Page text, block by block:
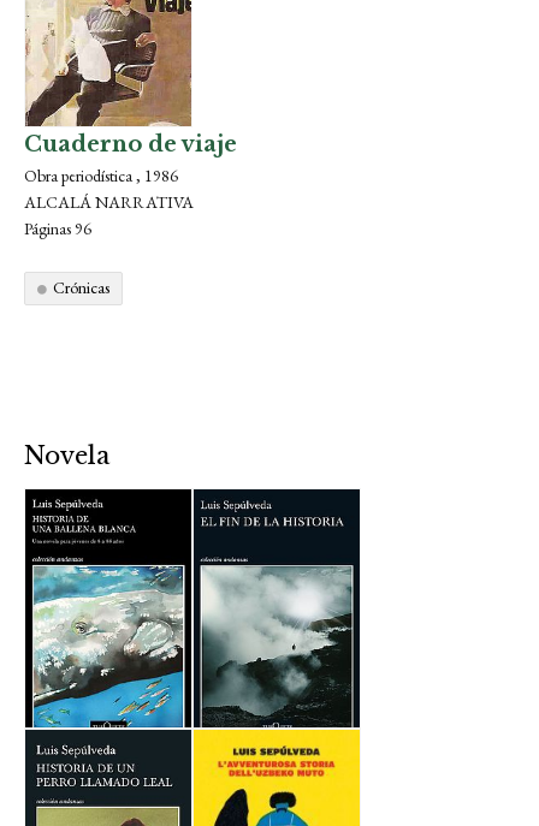
Cuaderno de viaje
Obra periodística , 1986
ALCALÁ NARRATIVA
Páginas 96
Crónicas
Novela